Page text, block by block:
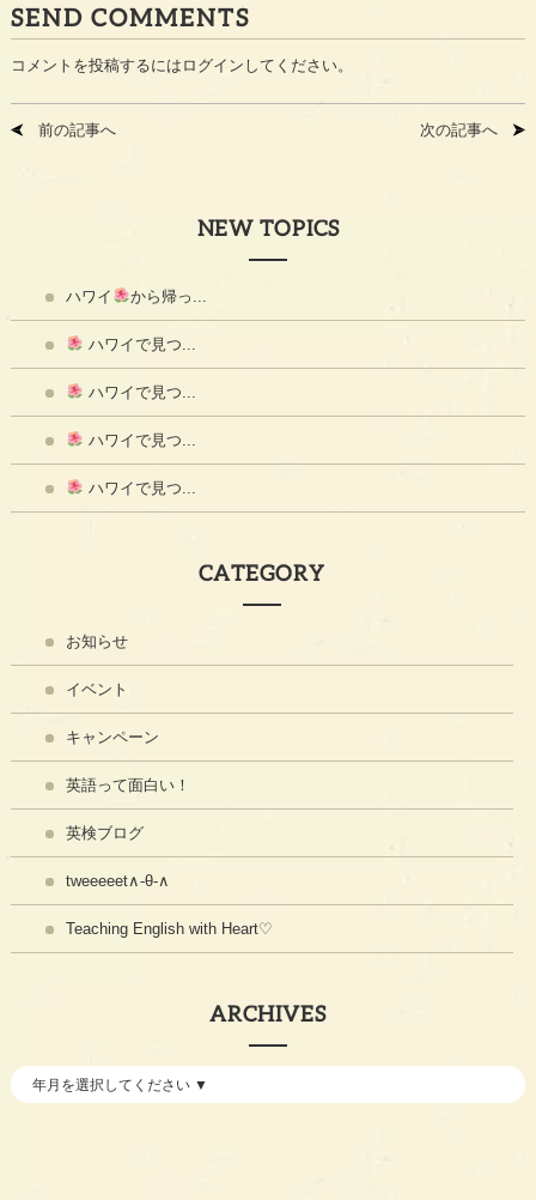
SEND COMMENTS
コメントを投稿するには ログイン してください。
前の記事へ 次の記事へ
NEW TOPICS
ハワイ から帰っ...
ハワイで見つ...
ハワイで見つ...
ハワイで見つ...
ハワイで見つ...
CATEGORY
お知らせ
イベント
キャンペーン
英語って面白い！
英検ブログ
tweeeeet∧-θ-∧
Teaching English with Heart♡
ARCHIVES